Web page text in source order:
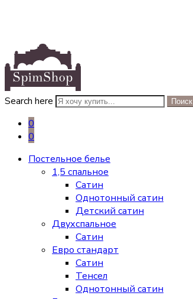
Search here Поиск
0
0
Постельное белье
1,5 спальное
Сатин
Однотонный сатин
Детский сатин
Двухспальное
Сатин
Евро стандарт
Сатин
Тенсел
Однотонный сатин